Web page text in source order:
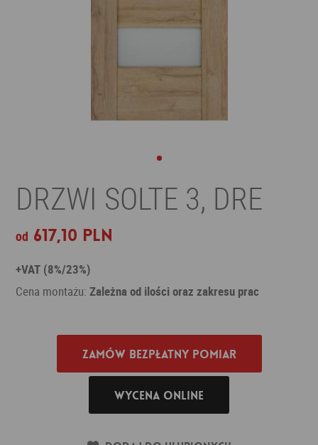
DRZWI SOLTE 3, DRE
od 617,10 PLN
+VAT (8%/23%)
Cena montażu:Zależna od ilości oraz zakresu prac
Zamów bezpłatny pomiar
Wycena online